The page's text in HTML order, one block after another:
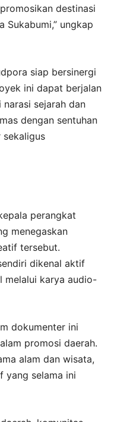
destinasi
Sukabumi,” ungkap
siap bersinergi
ini dapat berjalan
narasi sejarah dan
dengan sentuhan
sekaligus
perangkat
menegaskan
tersebut.
dikenal aktif
melalui karya audio-
dokumenter ini
promosi daerah.
alam dan wisata,
yang selama ini